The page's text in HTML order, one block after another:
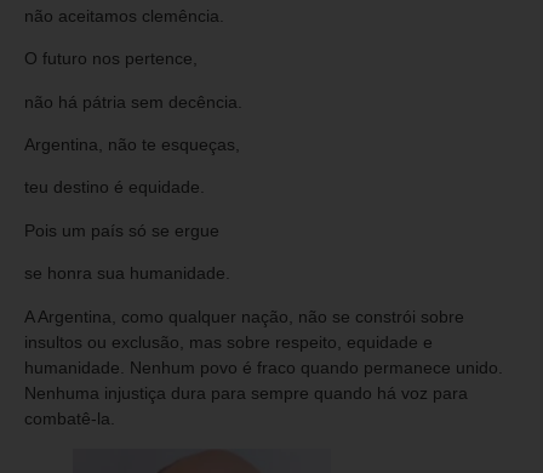
não aceitamos clemência.
O futuro nos pertence,
não há pátria sem decência.
Argentina, não te esqueças,
teu destino é equidade.
Pois um país só se ergue
se honra sua humanidade.
A Argentina, como qualquer nação, não se constrói sobre
insultos ou exclusão, mas sobre respeito, equidade e
humanidade. Nenhum povo é fraco quando permanece unido.
Nenhuma injustiça dura para sempre quando há voz para
combatê-la.